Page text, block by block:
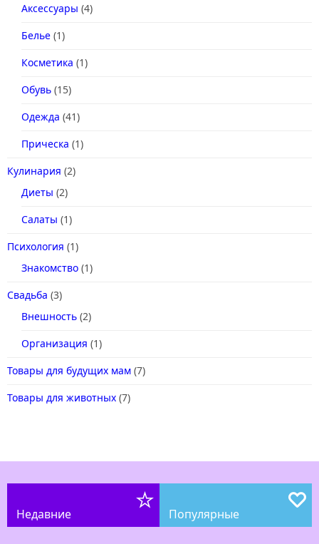
Аксессуары (4)
Белье (1)
Косметика (1)
Обувь (15)
Одежда (41)
Прическа (1)
Кулинария (2)
Диеты (2)
Салаты (1)
Психология (1)
Знакомство (1)
Свадьба (3)
Внешность (2)
Организация (1)
Товары для будущих мам (7)
Товары для животных (7)
Недавние Популярные